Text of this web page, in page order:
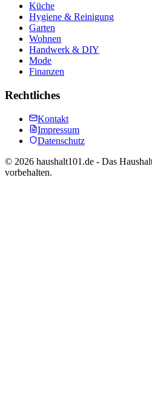
Küche
Hygiene & Reinigung
Garten
Wohnen
Handwerk & DIY
Mode
Finanzen
Rechtliches
Kontakt
Impressum
Datenschutz
© 2026 haushalt101.de - Das
vorbehalten.